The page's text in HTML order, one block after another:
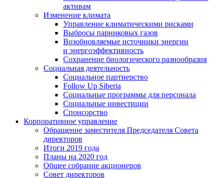
активам
Изменение климата
Управление климатическими рисками
Выбросы парниковых газов
Возобновляемые источники энергии
и энергоэффективность
Сохранение биологического разнообразия
Социальная деятельность
Социальное партнерство
Follow Up Siberia
Социальные программы для персонала
Социальные инвестиции
Спонсорство
Корпоративное управление
Обращение заместителя Председателя Совета
директоров
Итоги 2019 года
Планы на 2020 год
Общее собрание акционеров
Совет директоров